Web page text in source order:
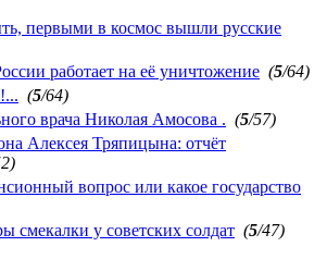
первыми в космос вышли русские
работает на её уничтожение (5/64)
(5/64)
врача Николая Амосова . (5/57)
Алексея Тряпицына: отчёт
вопрос или какое государство
смекалки у советских солдат (5/47)